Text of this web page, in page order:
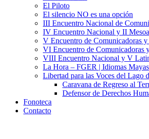
El Piloto
El silencio NO es una opción
III Encuentro Nacional de
IV Encuentro Nacional y II
V Encuentro de Comunicadoras
VI Encuentro de Comunicadoras
VIII Encuentro Nacional y V
La Hora – FGER | Idiomas Mayas
Libertad para las Voces del Lago
Caravana de Regreso al
Defensor de Derechos
Fonoteca
Contacto